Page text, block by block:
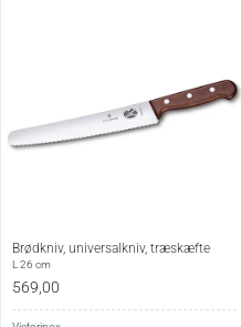
Brødkniv, universalkniv, træskæfte
L 26 cm
569,00